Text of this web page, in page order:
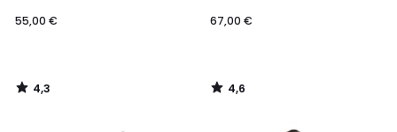
55,00 €
4,3
/
67,00 €
4,6
/